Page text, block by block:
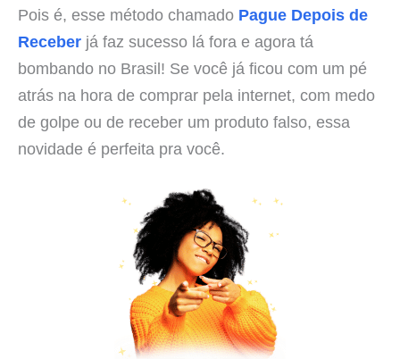
Pois é, esse método chamado Pague Depois de
Receber já faz sucesso lá fora e agora tá
bombando no Brasil! Se você já ficou com um pé
atrás na hora de comprar pela internet, com medo
de golpe ou de receber um produto falso, essa
novidade é perfeita pra você.